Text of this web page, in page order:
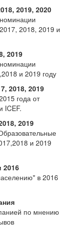
2019, 2020
2018, 2019 и
2019
и 2019 году
2018, 2019
года от
ICEF.
2019
и 2019
2016
в 2016
по мнению